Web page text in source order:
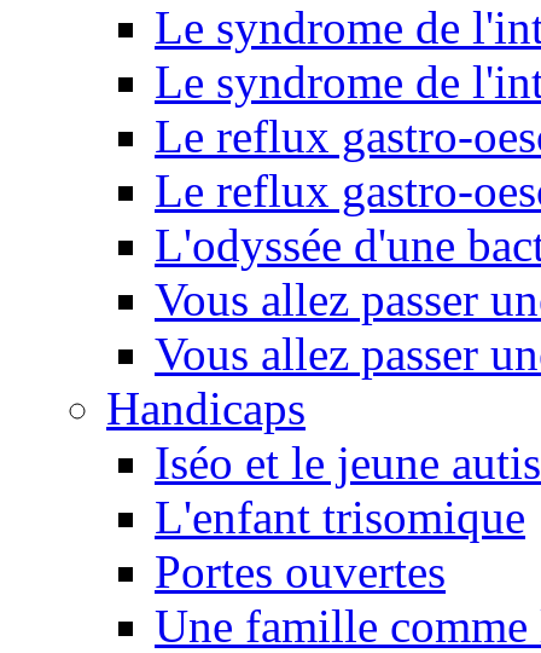
Le syndrome de
Le syndrome de
Le reflux gastro-
Le reflux gastro-
L'odyssée d'une
Vous allez passer
Vous allez passer
Handicaps
Iséo et le jeune
L'enfant trisomique
Portes ouvertes
Une famille comme